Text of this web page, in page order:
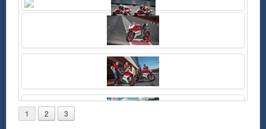
Dienstag, 25. Juli 2017 16:54 Uhr
Foto der Raceing Edition Ducati 1299 R Panigale Final Edition aus dem
Jahr 2017
1 2 3